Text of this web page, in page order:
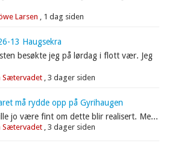
Larsen , 1 dag siden
13 Haugsekra
besøkte jeg på lørdag i flott vær. Jeg
Sætervadet ,3 dager siden
må rydde opp på Gyrihaugen
jo være fint om dette blir realisert. Me...
Sætervadet ,3 dager siden